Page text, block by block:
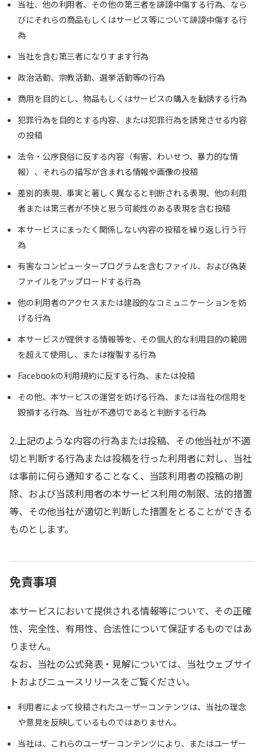
当社、他の利用者、その他の第三者を誹謗中傷する行為、なら
びにそれらの商品もしくはサービス等について誹謗中傷する行
為
当社を含む第三者になりすます行為
政治活動、宗教活動、選挙活動等の行為
商用を目的とし、物品もしくはサービスの購入を勧誘する行為
犯罪行為を目的とする内容、または犯罪行為を誘発させる内容
の投稿
法令・公序良俗に反する内容（有害、わいせつ、暴力的な情
報）、それらの描写が含まれる情報や画像の投稿
差別的表現、事実と著しく異なると判断される表現、他の利用
者または第三者が不快と思う可能性のある表現を含む投稿
本サービスにまったく関係しない内容の投稿を繰り返し行う行
為
有害なコンピュータープログラムを含むファイル、および偽装
ファイルをアップロードする行為
他の利用者のアクセスまたは建設的なコミュニケーションを妨
げる行為
本サービスが提供する情報等を、その個人的な利用目的の範囲
を超えて使用し、または複製する行為
Facebookの利用規約に反する行為、または投稿
その他、本サービスの運営を妨げる行為、または当社の信用を
毀損する行為、当社が不適切であると判断する行為
2.上記のような内容の行為または投稿、その他当社が不適
切と判断する行為または投稿を行った利用者に対し、当社
は事前に何ら通知することなく、当該利用者の投稿の削
除、および当該利用者の本サービス利用の制限、法的措置
等、その他当社が適切と判断した措置をとることができる
ものとします。
免責事項
本サービスにおいて提供される情報等について、その正確
性、完全性、有用性、合法性について保証するものではあ
りません。
なお、当社の公式発表・見解については、当社ウェブサイ
トおよびニュースリリースをご覧ください。
利用者によって投稿されたユーザーコンテンツは、当社の理念
や意見を反映しているものではありません。
当社は、これらのユーザーコンテンツにより、またはユーザー